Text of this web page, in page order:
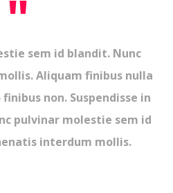
"
sem id blandit. Nunc
Aliquam finibus nulla
non. Suspendisse in
pulvinar molestie sem id
interdum mollis.